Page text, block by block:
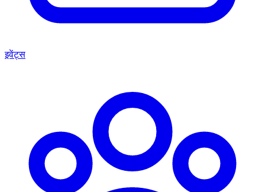
इवेंट्स